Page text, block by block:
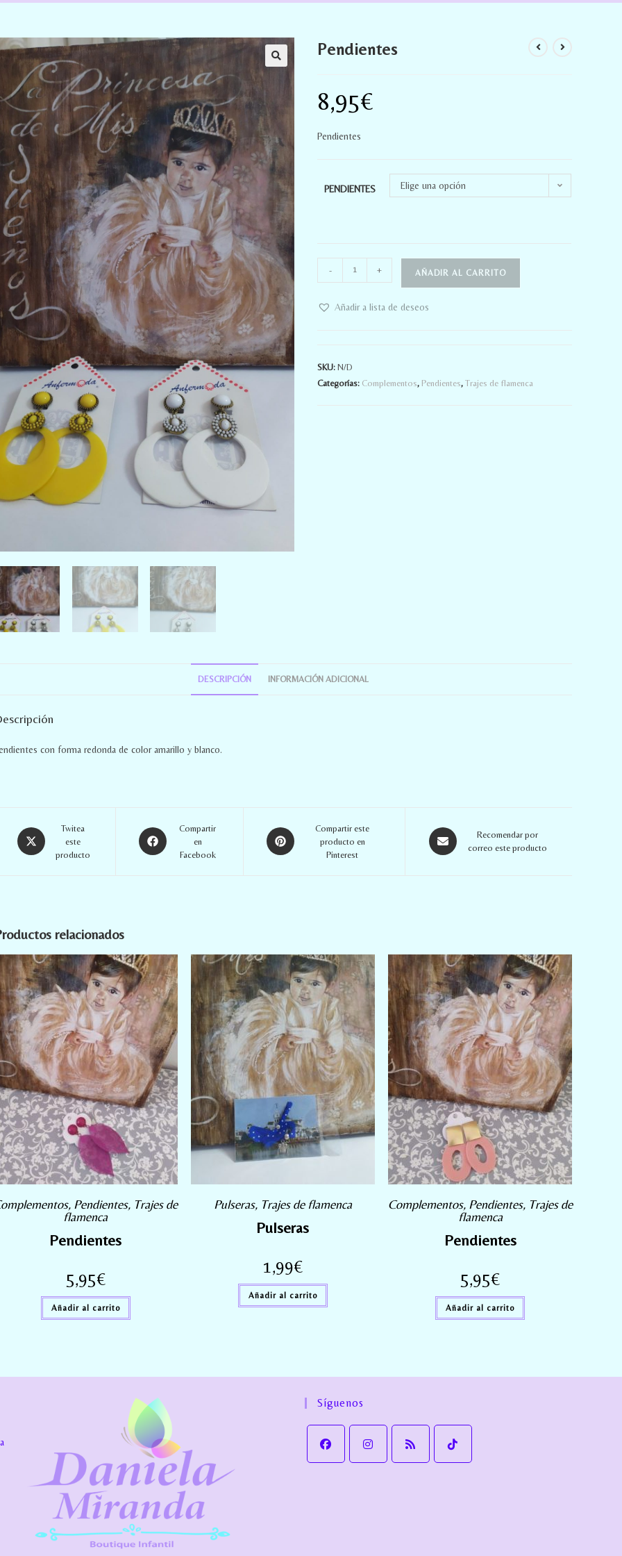
Pendientes
8,95€
Pendientes
PENDIENTES Elige una opción
- + AÑADIR AL CARRITO
Añadir a lista de deseos
SKU:N/D
Categorías: Complementos, Pendientes,Trajes de flamenca
DESCRIPCIÓN INFORMACIÓN ADICIONAL
con forma redonda de color amarillo y blanco.
Twitea
este
producto
Compartir
en
Facebook
Compartir este
producto en
Pinterest
Recomendar por
correo este producto
relacionados
, Pendientes, Trajes de
flamenca
Pendientes
5,95€
Añadir al carrito
Pulseras, Trajes de flamenca
Pulseras
1,99€
Añadir al carrito
Complementos, Pendientes, Trajes de
flamenca
Pendientes
5,95€
Añadir al carrito
Síguenos